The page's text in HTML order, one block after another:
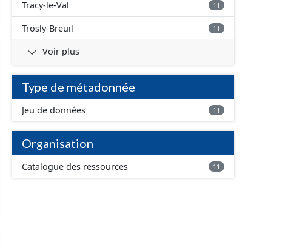
Tracy-le-Val 11
Trosly-Breuil 11
Voir plus
Type de métadonnée
Jeu de données 11
Organisation
Catalogue des ressources 11